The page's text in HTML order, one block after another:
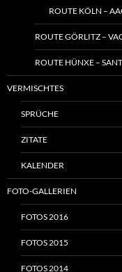
ROUTE KÖLN –
ROUTE GÖRLITZ –
ROUTE HÜNXE –
VERMISCHTES
SPRÜCHE
ZITATE
KALENDER
FOTO-GALLERIEN
FOTOS 2016
FOTOS 2015
FOTOS 2014